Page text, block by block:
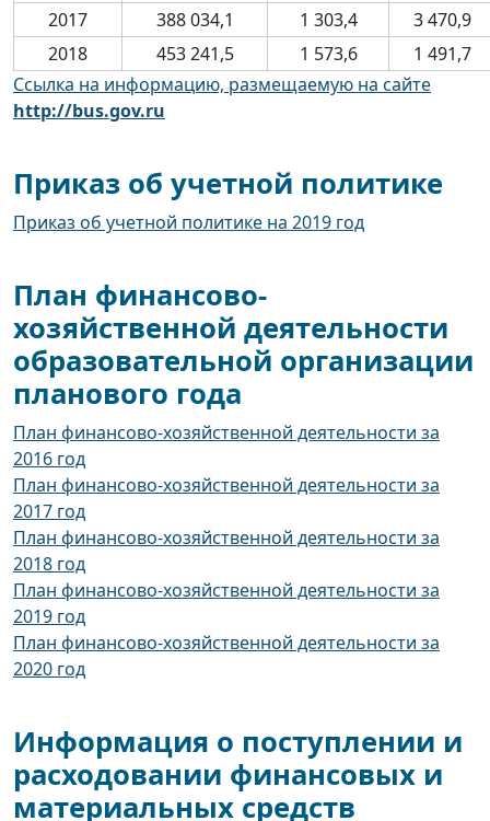
2017
388 034,1 1 303,4
3 470,9
2018
453 241,5 1 573,6
1 491,7
Ссылка на информацию, размещаемую на сайте
http://bus.gov.ru
Приказ об учетной политике
Приказ об учетной политике на 2019 год
План финансово-
хозяйственной деятельности
образовательной организации
планового года
План финансово-хозяйственной деятельности за
2016 год
План финансово-хозяйственной деятельности за
2017 год
План финансово-хозяйственной деятельности за
2018 год
План финансово-хозяйственной деятельности за
2019 год
План финансово-хозяйственной деятельности за
2020 год
Информация о поступлении и
расходовании финансовых и
материальных средств